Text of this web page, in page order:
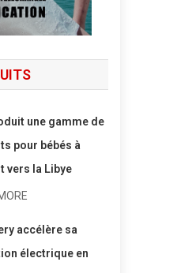
une gamme de
pour bébés à
vers la Libye
accélère sa
électrique en